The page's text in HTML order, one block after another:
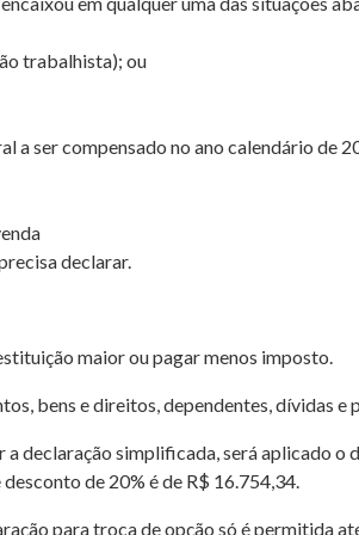
trabalhista); ou
a ser compensado no ano calendário de
declarar.
maior ou pagar menos imposto.
bens e direitos, dependentes, dívidas e
declaração simplificada, será aplicado o
de 20% é de R$ 16.754,34.
para troca de opção só é permitida